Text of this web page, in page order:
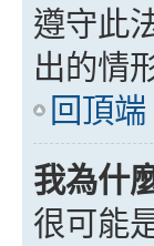
遵守此
出的情
回頂端
我為什
很可能